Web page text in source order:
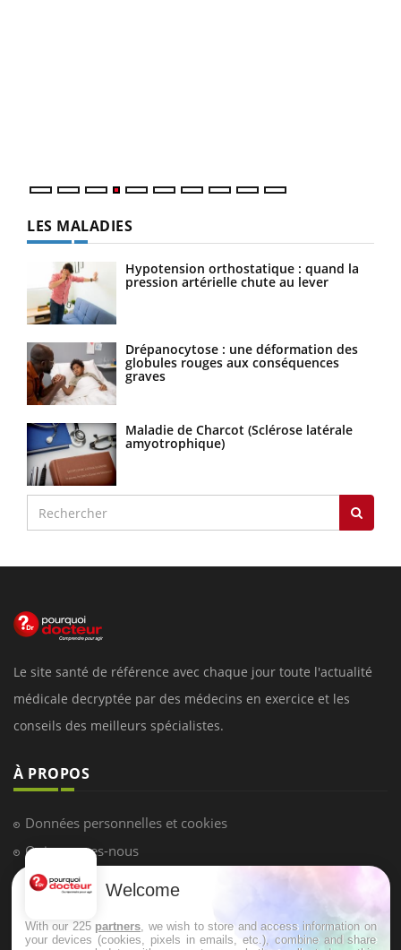
LES MALADIES
Hypotension orthostatique : quand la
pression artérielle chute au lever
Drépanocytose : une déformation des
globules rouges aux conséquences
graves
Maladie de Charcot (Sclérose latérale
amyotrophique)
Le site santé de référence avec chaque jour toute l'actualité
médicale decryptée par des médecins en exercice et les
conseils des meilleurs spécialistes.
À PROPOS
Données personnelles et cookies
Qui sommes-nous
Conditions d'utilisation
Mentions Légales
Welcome
With our 225 partners , we wish to store and access information on
your devices (cookies, pixels in emails, etc.), combine and share